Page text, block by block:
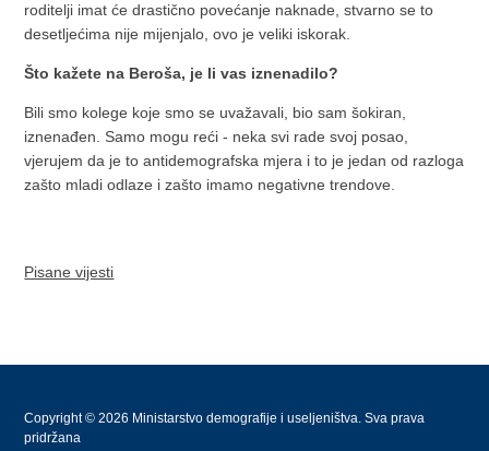
roditelji imat će drastično povećanje naknade, stvarno se to
desetljećima nije mijenjalo, ovo je veliki iskorak.
Što kažete na Beroša, je li vas iznenadilo?
Bili smo kolege koje smo se uvažavali, bio sam šokiran,
iznenađen. Samo mogu reći - neka svi rade svoj posao,
vjerujem da je to antidemografska mjera i to je jedan od razloga
zašto mladi odlaze i zašto imamo negativne trendove.
Pisane vijesti
Copyright © 2026 Ministarstvo demografije i useljeništva. Sva prava
pridržana